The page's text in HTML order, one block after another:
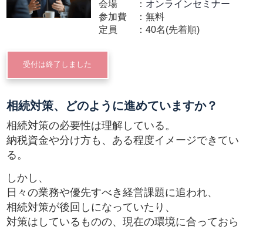
会場
オンラインセミナー
参加費
無料
定員
40名(先着順)
受付は終了しました
相続対策、どのように進めていますか？
相続対策の必要性は理解している。
納税資金や分け方も、ある程度イメージできてい
る。
しかし、
日々の業務や優先すべき経営課題に追われ、
相続対策が後回しになっていたり、
対策はしているものの、現在の環境に合っておら